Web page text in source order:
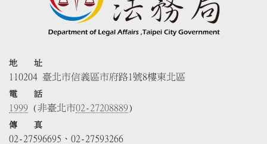
地 址
110204 臺北市信義區市府路1號8樓東北區
電 話
1999 (非臺北市02-27208889)
傳 真
02-27596695、02-27593266